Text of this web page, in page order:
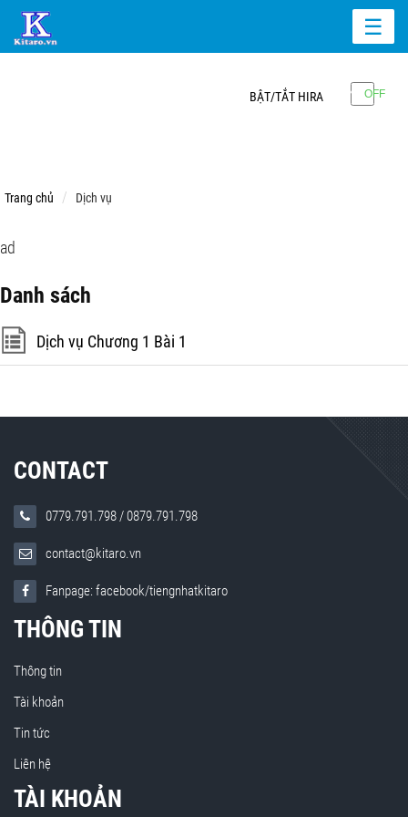
☰
BẬT/TẮT HIRA
Trang chủ Dịch vụ
ad
Danh sách
Dịch vụ Chương 1 Bài 1
CONTACT
0779.791.798/0879.791.798
contact@kitaro.vn
Fanpage: facebook/tiengnhatkitaro
THÔNG TIN
Thông tin
Tài khoản
Tin tức
Liên hệ
TÀI KHOẢN